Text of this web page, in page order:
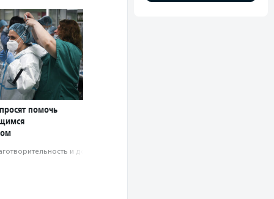
помочь
и доброволь­чест­во